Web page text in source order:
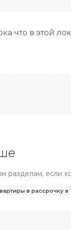
что в этой
если
в рассрочку в